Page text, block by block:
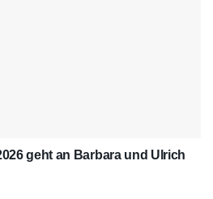
geht an Barbara und Ulrich